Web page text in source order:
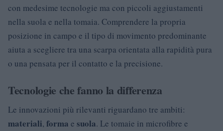
con medesime tecnologie ma con piccoli aggiustamenti
nella suola e nella tomaia. Comprendere la propria
posizione in campo e il tipo di movimento predominante
aiuta a scegliere tra una scarpa orientata alla rapidità pura
o una pensata per il contatto e la precisione.
Tecnologie che fanno la differenza
Le innovazioni più rilevanti riguardano tre ambiti:
materiali, forma e suola. Le tomaie in microfibre e